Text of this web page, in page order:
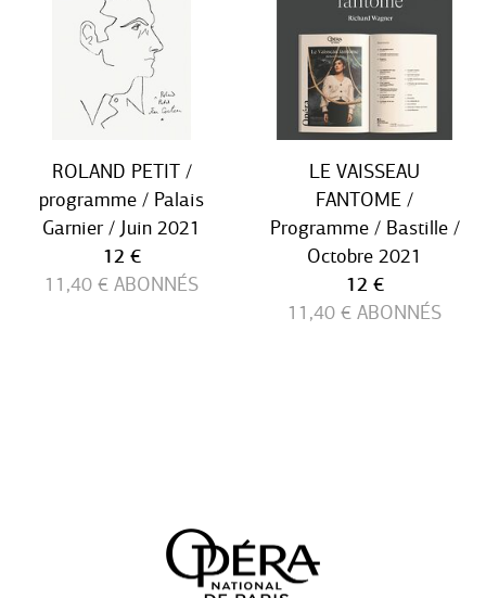
ROLAND PETIT /
programme / Palais
Garnier / Juin 2021
Prix ​​actuel
12 €
11,40 € ABONNÉS
LE VAISSEAU
FANTOME /
Programme / Bastille /
Octobre 2021
Prix ​​actuel
12 €
11,40 € ABONNÉS